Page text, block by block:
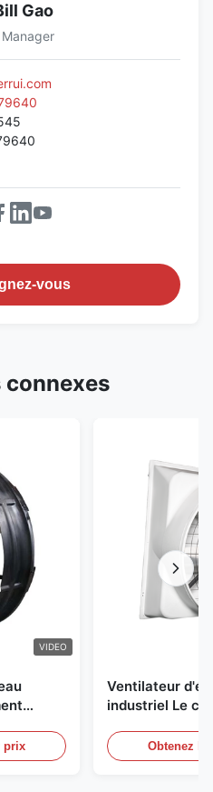
Gao
Manager
vous
VIDEO
mm et
m3/h
prix
Ventilateur
industriel Le
et de Obtenez